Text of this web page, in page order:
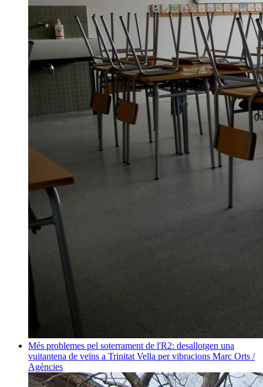
Més problemes pel soterrament de l'R2: desallotgen una
vuitantena de veïns a Trinitat Vella per vibracions Marc Orts /
Agències